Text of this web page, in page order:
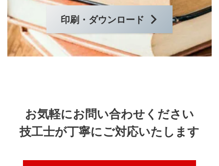
印刷・ダウンロード
お気軽にお問い合わせください
技工士が丁寧にご対応いたします